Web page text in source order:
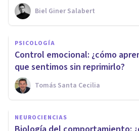
Biel Giner Salabert
PSICOLOGÍA
Control emocional: ¿cómo
que sentimos sin reprimirlo?
Tomás Santa Cecilia
NEUROCIENCIAS